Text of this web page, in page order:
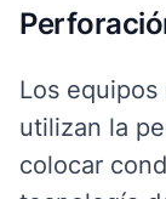
Los
utilizan la
colocar